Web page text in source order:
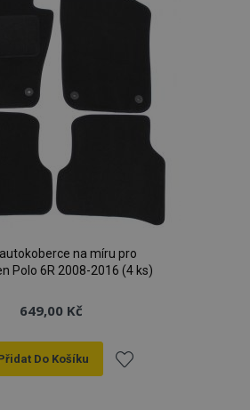
na míru pro
Polo 6R 2008-2016 (4 ks)
649,00 Kč
Do Košíku